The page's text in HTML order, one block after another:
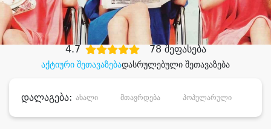
დიდი დანაზოგით
აქტიური შეთავაზებადასრულებული შეთავაზება
4.7 78 შეფასება
დალაგება: ახალი მთავრდება პოპულარული